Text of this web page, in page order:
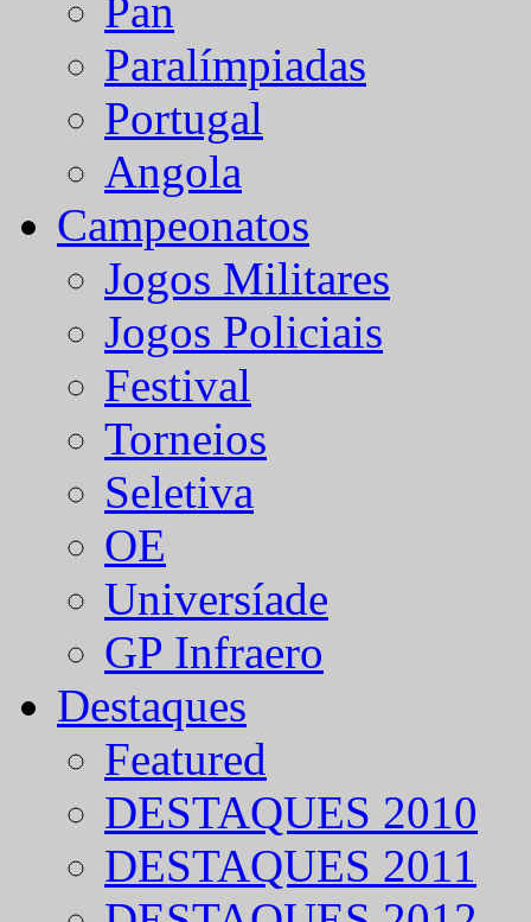
Pan
Paralímpiadas
Portugal
Angola
Campeonatos
Jogos Militares
Jogos Policiais
Festival
Torneios
Seletiva
OE
Universíade
GP Infraero
Destaques
Featured
DESTAQUES 2010
DESTAQUES 2011